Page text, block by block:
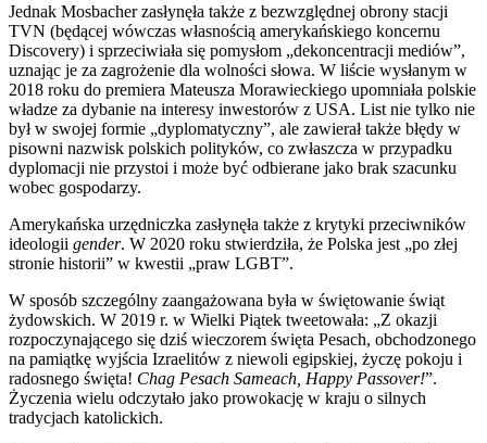
Jednak Mosbacher zasłynęła także z bezwzględnej obrony stacji
TVN (będącej wówczas własnością amerykańskiego koncernu
Discovery) i sprzeciwiała się pomysłom „dekoncentracji mediów”,
uznając je za zagrożenie dla wolności słowa. W liście wysłanym w
2018 roku do premiera Mateusza Morawieckiego upomniała polskie
władze za dybanie na interesy inwestorów z USA. List nie tylko nie
był w swojej formie „dyplomatyczny”, ale zawierał także błędy w
pisowni nazwisk polskich polityków, co zwłaszcza w przypadku
dyplomacji nie przystoi i może być odbierane jako brak szacunku
wobec gospodarzy.
Amerykańska urzędniczka zasłynęła także z krytyki przeciwników
ideologii gender. W 2020 roku stwierdziła, że Polska jest „po złej
stronie historii” w kwestii „praw LGBT”.
W sposób szczególny zaangażowana była w świętowanie świąt
żydowskich. W 2019 r. w Wielki Piątek tweetowała: „Z okazji
rozpoczynającego się dziś wieczorem święta Pesach, obchodzonego
na pamiątkę wyjścia Izraelitów z niewoli egipskiej, życzę pokoju i
radosnego święta! Chag Pesach Sameach, Happy Passover!”.
Życzenia wielu odczytało jako prowokację w kraju o silnych
tradycjach katolickich.